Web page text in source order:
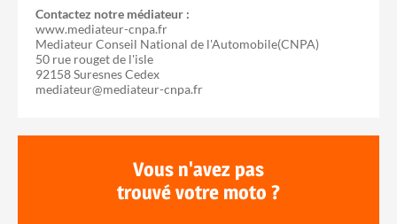
Contactez notre médiateur :
www.mediateur-cnpa.fr
Mediateur Conseil National de l'Automobile(CNPA)
50 rue rouget de l'isle
92158 Suresnes Cedex
mediateur@mediateur-cnpa.fr
Vous n'avez pas
trouvé votre moto ?